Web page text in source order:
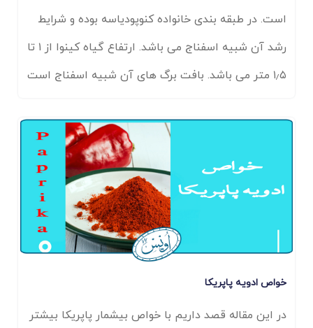
است. در طبقه بندی خانواده کنوپودیاسه بوده و شرایط
رشد آن شبیه اسفناج می باشد. ارتفاع گیاه کینوا از ۱ تا
۱٫۵ متر می باشد. بافت برگ های آن شبیه اسفناج است
کینوا کوچک است و به رنگ های متنوع از سفید تا تیره
می باشد. بذرها در گل آذین خوشه ای قرار دارند و اندازه
انها بین ۸٫ تا ۱۱٫ میلیمتر قطر دارند.
خواص ادویه پاپریکا
در این مقاله قصد داریم با خواص بیشمار پاپریکا بیشتر